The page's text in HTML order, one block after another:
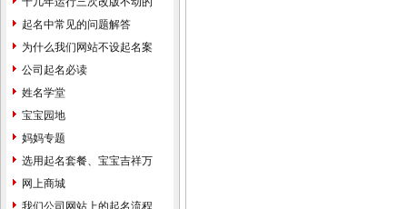
鹿泉市遵化市迁安市武安市南
宫市沙河市涿州市定州市安国
市泊头市任丘市黄骅市河间市
霸州市三河市冀州市深州市高
碑店市山西省太原市古交市大
同市阳泉市长治市潞城市晋城
市高平市朔州市晋中市介休市
运城市河津市永济市忻州市原
平市临汾市侯马市霍州市吕梁
价...
起名中常见的问题解答
为什么我们网站不设起名案
例...
公司起名必读
姓名学堂
宝宝园地
妈妈专题
选用起名套餐、宝宝吉祥万
千...
网上商城
我们公司网站上的起名流程